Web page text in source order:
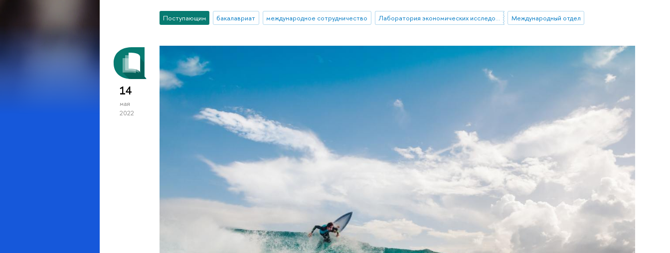
Поступающим бакалавриат международное сотрудничество Лаборатория экономических исследований общественного сектора Международный отдел
14
мая
2022